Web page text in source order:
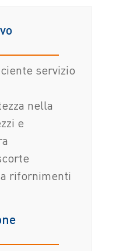
servizio
nella
e
rifornimenti